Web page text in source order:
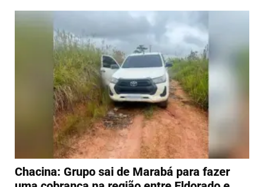
Chacina: Grupo sai de Marabá para fazer